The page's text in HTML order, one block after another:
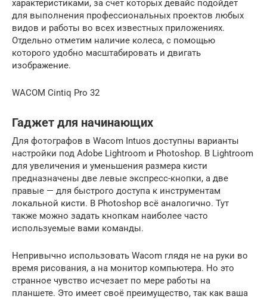
характеристиками, за счет которых девайс подойдет
для выполнения профессиональных проектов любых
видов и работы во всех известных приложениях.
Отдельно отметим наличие колеса, с помощью
которого удобно масштабировать и двигать
изображение.
WACOM Cintiq Pro 32
Гаджет для начинающих
Для фотографов в Wacom Intuos доступны варианты
настройки под Adobe Lightroom и Photoshop. В Lightroom
для увеличения и уменьшения размера кисти
предназначены две левые экспресс-кнопки, а две
правые — для быстрого доступа к инструментам
локальной кисти. В Photoshop всё аналогично. Тут
также можно задать кнопкам наиболее часто
используемые вами команды.
Непривычно использовать Wacom глядя не на руки во
время рисования, а на монитор компьютера. Но это
странное чувство исчезает по мере работы на
планшете. Это имеет своё преимущество, так как ваша